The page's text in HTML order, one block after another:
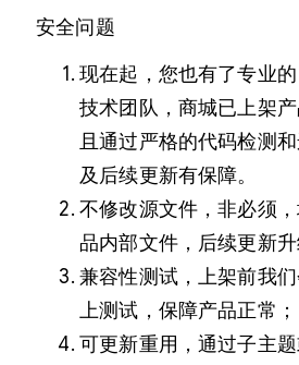
安全问题
现在起，您也有了专业
技术团队，商城已上架
且通过严格的代码检测
及后续更新有保障。
不修改源文件，非必须
品内部文件，后续更新升
兼容性测试，上架前我
上测试，保障产品正常；
可更新重用，通过子主